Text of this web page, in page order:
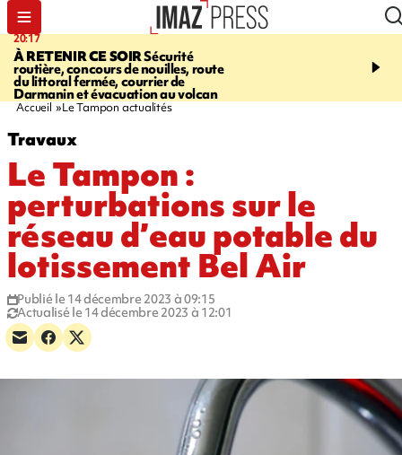
20:17
À RETENIR CE SOIRSécurité
routière, concours de nouilles, route
du littoral fermée, courrier de
Darmanin et évacuation au volcan
08:26
rencontre d'un géant
Accueil Le Tampon actualités
Travaux
Le Tampon :
perturbations sur le
réseau d’eau potable du
lotissement Bel Air
Publié le 14 décembre 2023 à 09:15
Actualisé le 14 décembre 2023 à 12:01